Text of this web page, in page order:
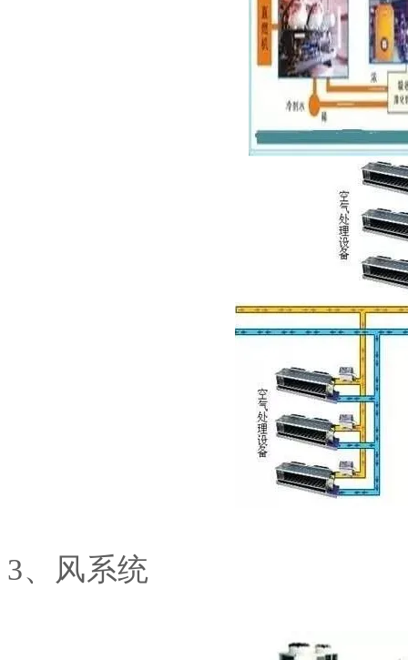
3、风系统